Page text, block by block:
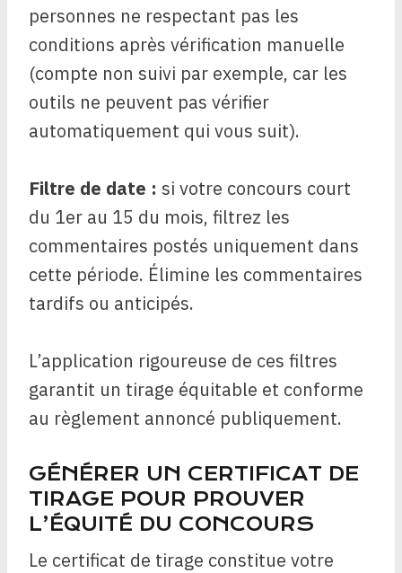
personnes ne respectant pas les
conditions après vérification manuelle
(compte non suivi par exemple, car les
outils ne peuvent pas vérifier
automatiquement qui vous suit).
Filtre de date : si votre concours court
du 1er au 15 du mois, filtrez les
commentaires postés uniquement dans
cette période. Élimine les commentaires
tardifs ou anticipés.
L’application rigoureuse de ces filtres
garantit un tirage équitable et conforme
au règlement annoncé publiquement.
GÉNÉRER UN CERTIFICAT DE
TIRAGE POUR PROUVER
L’ÉQUITÉ DU CONCOURS
Le certificat de tirage constitue votre